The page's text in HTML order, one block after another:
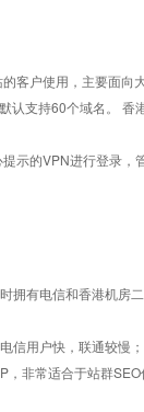
户使用，主要面向
认支持60个域名。
示的VPN进行登录
拥有电信和香港机房
信用户快，联通较慢
，非常适合于站群